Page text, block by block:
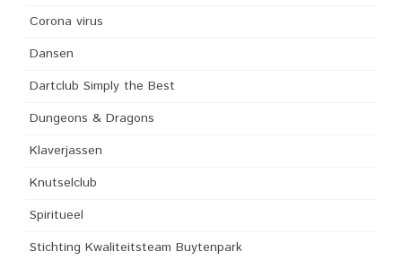
Corona virus
Dansen
Dartclub Simply the Best
Dungeons & Dragons
Klaverjassen
Knutselclub
Spiritueel
Stichting Kwaliteitsteam Buytenpark